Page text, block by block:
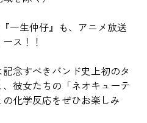
一生仲仔』も、アニメ放送
ス！！
念すべきバンド史上初のタ
彼女たちの「ネオキューテ
化学反応をぜひお楽しみ